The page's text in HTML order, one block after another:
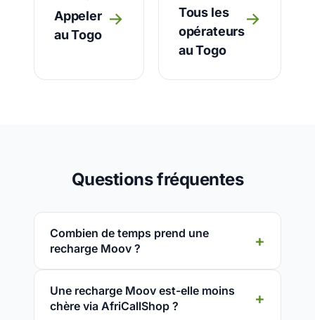
Appeler
au Togo
→
Tous les
opérateurs
au Togo
→
Questions fréquentes
Combien de temps prend une
recharge Moov ?
Une recharge Moov est-elle moins
chère via AfriCallShop ?